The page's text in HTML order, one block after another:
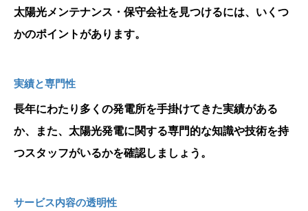
太陽光メンテナンス・保守会社を見つけるには、いくつ
かのポイントがあります。
実績と専門性
長年にわたり多くの発電所を手掛けてきた実績がある
か、また、太陽光発電に関する専門的な知識や技術を持
つスタッフがいるかを確認しましょう。
サービス内容の透明性